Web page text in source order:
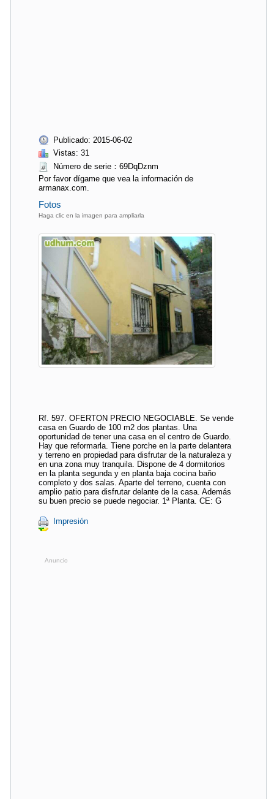
Publicado: 2015-06-02
Vistas: 31
Número de serie：69DqDznm
Por favor dígame que vea la información de
armanax.com.
Fotos
Haga clic en la imagen para ampliarla
Rf. 597. OFERTON PRECIO NEGOCIABLE. Se vende
casa en Guardo de 100 m2 dos plantas. Una
oportunidad de tener una casa en el centro de Guardo.
Hay que reformarla. Tiene porche en la parte delantera
y terreno en propiedad para disfrutar de la naturaleza y
en una zona muy tranquila. Dispone de 4 dormitorios
en la planta segunda y en planta baja cocina baño
completo y dos salas. Aparte del terreno, cuenta con
amplio patio para disfrutar delante de la casa. Además
su buen precio se puede negociar. 1ª Planta. CE: G
Impresión
Anuncio